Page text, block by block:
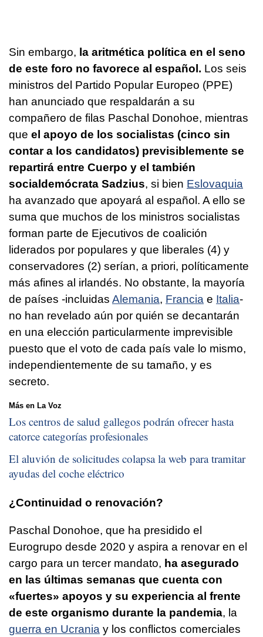
Sin embargo, la aritmética política en el seno
de este foro no favorece al español. Los seis
ministros del Partido Popular Europeo (PPE)
han anunciado que respaldarán a su
compañero de filas Paschal Donohoe, mientras
que el apoyo de los socialistas (cinco sin
contar a los candidatos) previsiblemente se
repartirá entre Cuerpo y el también
socialdemócrata Sadzius, si bien Eslovaquia
ha avanzado que apoyará al español. A ello se
suma que muchos de los ministros socialistas
forman parte de Ejecutivos de coalición
liderados por populares y que liberales (4) y
conservadores (2) serían, a priori, políticamente
más afines al irlandés. No obstante, la mayoría
de países -incluidas Alemania, Francia e Italia-
no han revelado aún por quién se decantarán
en una elección particularmente imprevisible
puesto que el voto de cada país vale lo mismo,
independientemente de su tamaño, y es
secreto.
Más en La Voz
Los centros de salud gallegos podrán ofrecer hasta
catorce categorías profesionales
El aluvión de solicitudes colapsa la web para tramitar
ayudas del coche eléctrico
¿Continuidad o renovación?
Paschal Donohoe, que ha presidido el
Eurogrupo desde 2020 y aspira a renovar en el
cargo para un tercer mandato, ha asegurado
en las últimas semanas que cuenta con
«fuertes» apoyos y su experiencia al frente
de este organismo durante la pandemia, la
guerra en Ucrania y los conflictos comerciales